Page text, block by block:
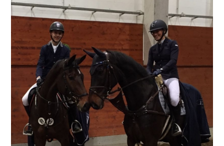
grösseres